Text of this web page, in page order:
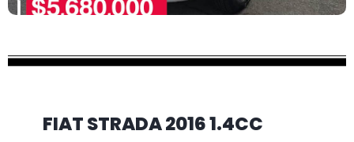
FIAT STRADA 2016 1.4CC